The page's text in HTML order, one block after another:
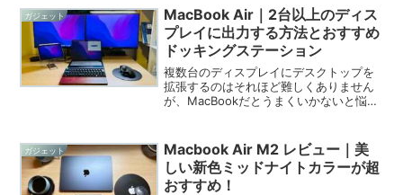
貼り付け、保存など、ショートカット
キ...
ガジェット
MacBook Air｜2台以上のディス
プレイに出力する方法とおすすめ
ドッキングステーション
複数台のディスプレイにデスクトップを
拡張するのはそれほど難しくありません
が、MacBookだとうまくいかないと悩ん
付けディスプレイに接続して、デスクト
ップを拡張する方法を紹介しています。
ガジェット
Macbook Air M2 レビュー｜美
しい新色ミッドナイトカラーが超
おすすめ！